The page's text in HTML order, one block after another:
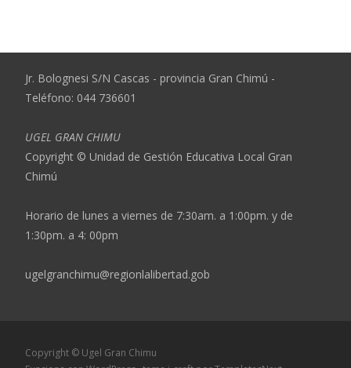
Jr. Bolognesi S/N Cascas - provincia Gran Chimú -
Teléfono: 044 736601
UGEL GRAN CHIMU
Copyright © Unidad de Gestión Educativa Local Gran
Chimú
Horario de lunes a viernes de 7:30am. a 1:00pm. y de
1:30pm. a 4: 00pm
ugelgranchimu@regionlalibertad.gob
Copyright © Ugel Gran Chimu